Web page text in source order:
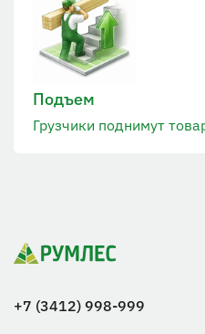
Подъем
Грузчики поднимут
+7 (3412) 998-999